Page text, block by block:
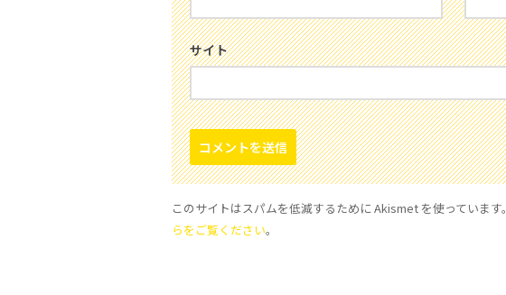
サイト
このサイトはスパムを低減するために Akismet を使っています。
らをご覧ください。